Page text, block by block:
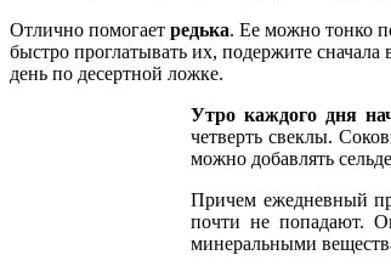
Отлично помогает редька. Ее можно тонко
быстро проглатывать их, подержите
день по десертной ложке.
Утро каждого дня
четверть свеклы.
можно добавлять
Причем ежедневный
почти не попадают.
минеральными